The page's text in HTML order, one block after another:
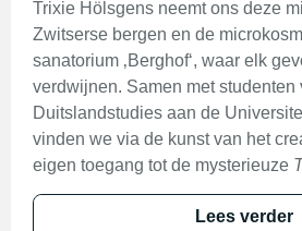
Trixie Hölsgens neemt ons deze
Zwitserse bergen en de
sanatorium ‚Berghof‘, waar elk
verdwijnen. Samen met studenten
Duitslandstudies aan de
vinden we via de kunst van het
eigen toegang tot de mysterieuze
Lees verder